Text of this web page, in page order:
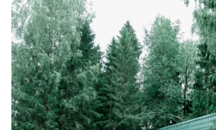
душа, набор для чистки зубов)
Фен